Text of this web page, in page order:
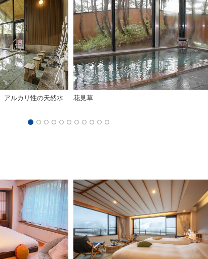
アルカリ性の天然水
花見草